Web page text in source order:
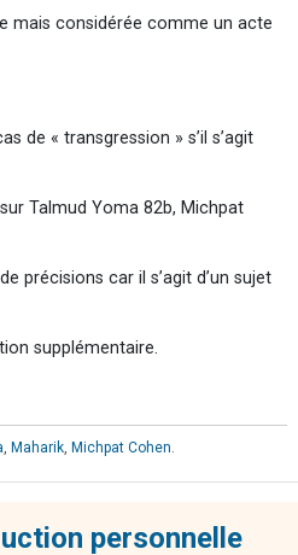
mais considérée comme un acte
de « transgression » s’il s’agit
Talmud Yoma 82b, Michpat
précisions car il s’agit d’un sujet
supplémentaire.
Maharik Michpat Cohen
personnelle